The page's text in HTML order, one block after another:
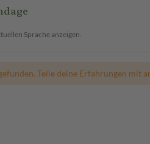
Sprache anzeigen.
Teile deine Erfahrungen mit